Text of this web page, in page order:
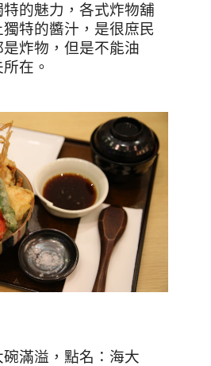
特的魅力，各式炸物舖
特的醬汁，是很庶民
炸物，但是不能油
在。
滿溢，點名：海大